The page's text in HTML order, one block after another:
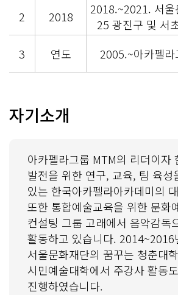
2 2018
2018.~2021. 서
25 광진구 및 서
3
연도 2005.~아카펠
자기소개
아카펠라그룹 MTM의 리더이자
발전을 위한 연구, 교육, 팀 육성
있는 한국아카펠라아카데미의
또한 통합예술교육을 위한 문화
컨설팅 그룹 고래에서 음악감독
활동하고 있습니다. 2014~2016
서울문화재단의 꿈꾸는 청춘대
시민예술대학에서 주강사 활동도
진행하였습니다.